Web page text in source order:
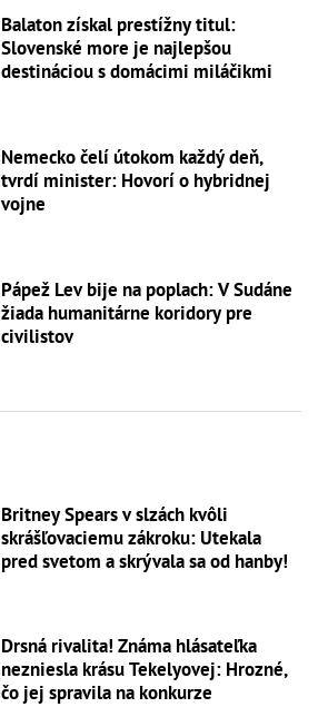
Balaton získal prestížny titul:
Slovenské more je najlepšou
destináciou s domácimi miláčikmi
Nemecko čelí útokom každý deň,
tvrdí minister: Hovorí o hybridnej
vojne
Pápež Lev bije na poplach: V Sudáne
žiada humanitárne koridory pre
civilistov
Britney Spears v slzách kvôli
skrášľovaciemu zákroku: Utekala
pred svetom a skrývala sa od hanby!
Drsná rivalita! Známa hlásateľka
nezniesla krásu Tekelyovej: Hrozné,
čo jej spravila na konkurze